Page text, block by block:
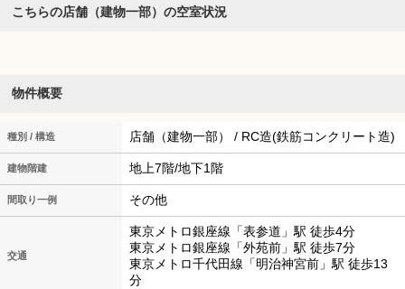
こちらの店舗（建物一部）の空室状況
物件概要
種別 / 構造 店舗（建物一部） / RC造(鉄筋コンクリート造)
建物階建 地上7階/地下1階
間取り一例 その他
交通
東京メトロ銀座線「表参道」駅 徒歩4分
東京メトロ銀座線「外苑前」駅 徒歩7分
東京メトロ千代田線「明治神宮前」駅 徒歩13
分